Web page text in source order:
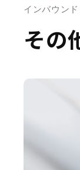
インバウンド
その